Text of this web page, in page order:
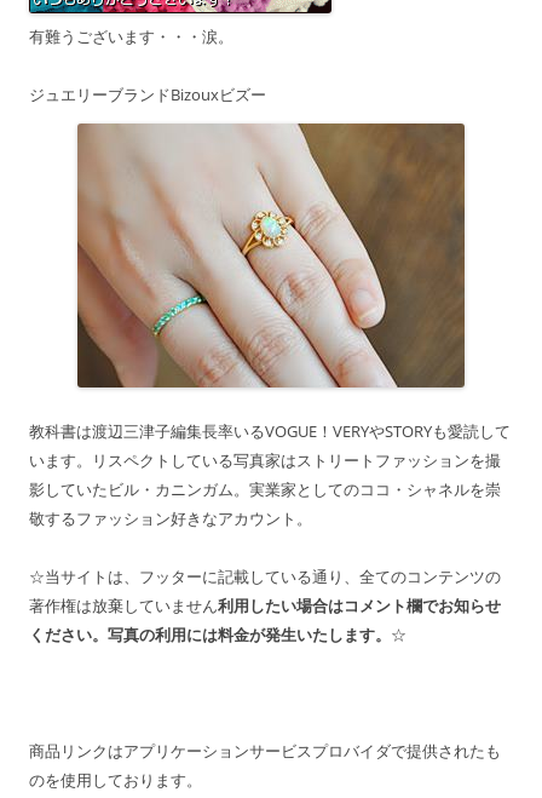
有難うございます・・・涙。
ジュエリーブランドBizouxビズー
教科書は渡辺三津子編集長率いるVOGUE！VERYやSTORYも愛読して
います。リスペクトしている写真家はストリートファッションを撮
影していたビル・カニンガム。実業家としてのココ・シャネルを崇
敬するファッション好きなアカウント。
☆当サイトは、フッターに記載している通り、全てのコンテンツの
著作権は放棄していません利用したい場合はコメント欄でお知らせ
ください。写真の利用には料金が発生いたします。 ☆
商品リンクはアプリケーションサービスプロバイダで提供されたも
のを使用しております。